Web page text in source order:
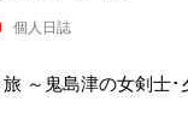
個人日誌
～鬼島津の女